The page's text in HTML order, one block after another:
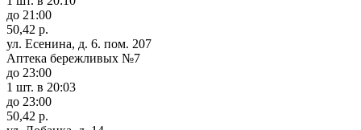
до 21:00
50,42 р.
ул. Есенина, д. 6. пом. 207
Аптека бережливых №7
до 23:00
1 шт. в 20:03
до 23:00
50,42 р.